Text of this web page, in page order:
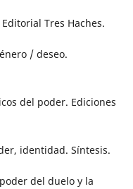
Tres Haches.
/ deseo.
del poder. Ediciones
identidad. Síntesis.
del duelo y la